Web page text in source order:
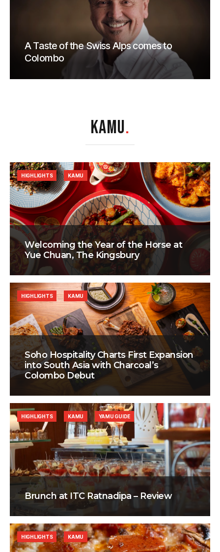
A Taste of the Swiss Alps comes to
Colombo
KAMU.
Welcoming the Year of the Horse at
Yue Chuan, The Kingsbury
HIGHLIGHTS KAMU
Soho Hospitality Charts First Expansion
into South Asia with Charcoal’s
Colombo Debut
HIGHLIGHTS KAMU
Brunch at ITC Ratnadipa – Review
HIGHLIGHTS KAMU YAMU GUIDE
HIGHLIGHTS KAMU